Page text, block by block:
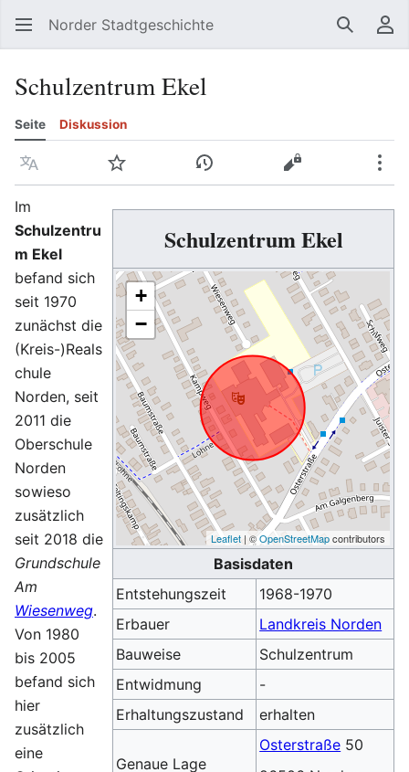
Norder Stadtgeschichte Suchen
Schulzentrum Ekel
Seite Diskussion
Sprache Beobachten Versionsgeschichte
Quelltext
Schulzentrum Ekel
+
−
Leaflet | ©OpenStreetMapcontributors
Basisdaten
Entstehungszeit
1968-1970
Erbauer
Landkreis Norden
Bauweise
Schulzentrum
Entwidmung
-
Erhaltungszustand
erhalten
Genaue Lage
Osterstraße 50
Im
Schulzentru
m Ekel
befand sich
seit 1970
zunächst die
(Kreis-)Reals
chule
Norden, seit
2011 die
Oberschule
Norden
sowieso
zusätzlich
seit 2018 die
Grundschule
Am
Wiesenweg.
Von 1980
bis 2005
befand sich
hier
zusätzlich
eine